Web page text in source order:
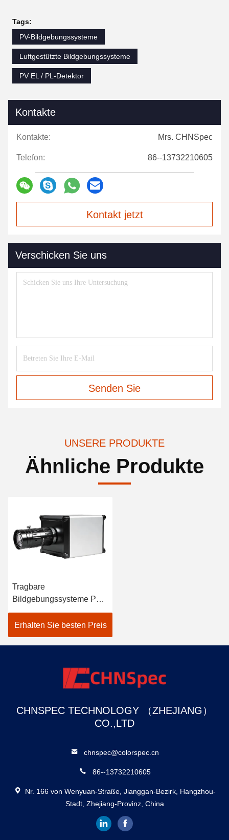
Tags:
PV-Bildgebungssysteme
Luftgestützte Bildgebungssysteme
PV EL / PL-Detektor
Kontakte
Kontakte: Mrs. CHNSpec
Telefon: 86--13732210605
Kontakt jetzt
Verschicken Sie uns
Senden Sie
UNSERE PRODUKTE
Ähnliche Produkte
Tragbare
Bildgebungssysteme PV
EL / PL Detektor
Erhalten Sie besten Preis
CHNSPEC TECHNOLOGY （ZHEJIANG）
CO.,LTD
chnspec@colorspec.cn
86--13732210605
Nr. 166 von Wenyuan-Straße, Jianggan-Bezirk, Hangzhou-
Stadt, Zhejiang-Provinz, China